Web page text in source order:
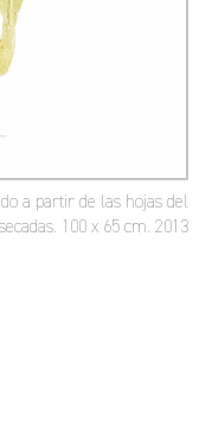
a partir de las hojas del
100 x 65 cm. 2013